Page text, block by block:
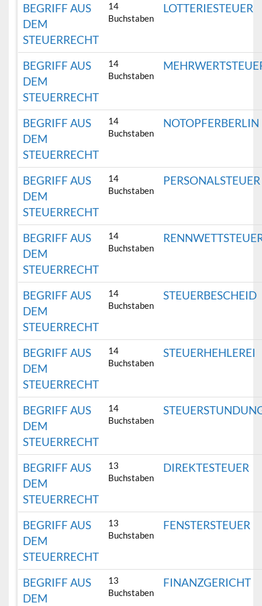
BEGRIFF AUS
DEM
STEUERRECHT
14
Buchstaben
LOTTERIESTEUER
BEGRIFF AUS
DEM
STEUERRECHT
14
Buchstaben
BEGRIFF AUS
DEM
STEUERRECHT
14
Buchstaben
NOTOPFERBERLIN
BEGRIFF AUS
DEM
STEUERRECHT
14
Buchstaben
PERSONALSTEUER
BEGRIFF AUS
DEM
STEUERRECHT
14
Buchstaben
BEGRIFF AUS
DEM
STEUERRECHT
14
Buchstaben
STEUERBESCHEID
BEGRIFF AUS
DEM
STEUERRECHT
14
Buchstaben
STEUERHEHLEREI
BEGRIFF AUS
DEM
STEUERRECHT
14
Buchstaben
BEGRIFF AUS
DEM
STEUERRECHT
13
Buchstaben
DIREKTESTEUER
BEGRIFF AUS
DEM
STEUERRECHT
13
Buchstaben
FENSTERSTEUER
BEGRIFF AUS
DEM
13
Buchstaben
FINANZGERICHT